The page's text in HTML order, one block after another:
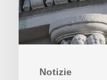
Notizie